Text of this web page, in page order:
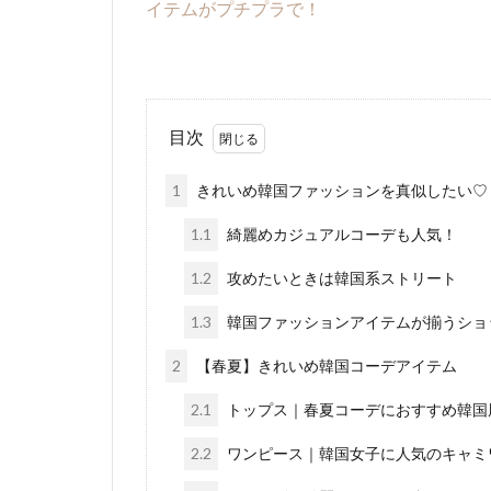
イテムがプチプラで！
目次
1 きれいめ韓国ファッションを真似したい♡
1.1 綺麗めカジュアルコーデも人気！
1.2 攻めたいときは韓国系ストリート
1.3 韓国ファッションアイテムが揃うシ
2 【春夏】きれいめ韓国コーデアイテム
2.1 トップス｜春夏コーデにおすすめ韓
2.2 ワンピース｜韓国女子に人気のキャ